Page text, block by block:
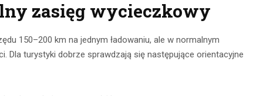
zasięg wycieczkowy
150–200 km na jednym ładowaniu, ale w normalnym
Dla turystyki dobrze sprawdzają się następujące orientacyjne